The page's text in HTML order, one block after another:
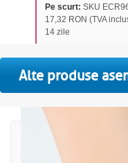
Pe scurt: SKU
17,32 RON (TVA
14 zile
Alte produse